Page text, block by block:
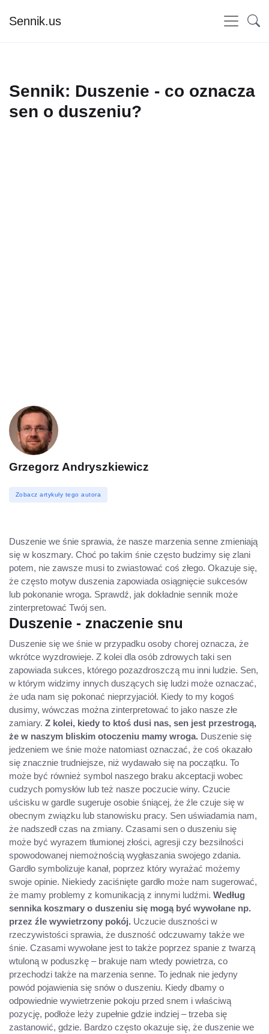
Sennik.us
Sennik: Duszenie - co oznacza
sen o duszeniu?
Grzegorz Andryszkiewicz
Zobacz artykuły tego autora
Duszenie we śnie sprawia, że nasze marzenia senne zmieniają
się w koszmary. Choć po takim śnie często budzimy się zlani
potem, nie zawsze musi to zwiastować coś złego. Okazuje się,
że często motyw duszenia zapowiada osiągnięcie sukcesów
lub pokonanie wroga. Sprawdź, jak dokładnie sennik może
zinterpretować Twój sen.
Duszenie - znaczenie snu
Duszenie się we śnie w przypadku osoby chorej oznacza, że
wkrótce wyzdrowieje. Z kolei dla osób zdrowych taki sen
zapowiada sukces, którego pozazdroszczą mu inni ludzie. Sen,
w którym widzimy innych duszących się ludzi może oznaczać,
że uda nam się pokonać nieprzyjaciół. Kiedy to my kogoś
dusimy, wówczas można zinterpretować to jako nasze złe
zamiary. Z kolei, kiedy to ktoś dusi nas, sen jest przestrogą,
że w naszym bliskim otoczeniu mamy wroga. Duszenie się
jedzeniem we śnie może natomiast oznaczać, że coś okazało
się znacznie trudniejsze, niż wydawało się na początku. To
może być również symbol naszego braku akceptacji wobec
cudzych pomysłów lub też nasze poczucie winy. Czucie
uścisku w gardle sugeruje osobie śniącej, że źle czuje się w
obecnym związku lub stanowisku pracy. Sen uświadamia nam,
że nadszedł czas na zmiany. Czasami sen o duszeniu się
może być wyrazem tłumionej złości, agresji czy bezsilności
spowodowanej niemożnością wygłaszania swojego zdania.
Gardło symbolizuje kanał, poprzez który wyrażać możemy
swoje opinie. Niekiedy zaciśnięte gardło może nam sugerować,
że mamy problemy z komunikacją z innymi ludźmi. Według
sennika koszmary o duszeniu się mogą być wywołane np.
przez źle wywietrzony pokój. Uczucie duszności w
rzeczywistości sprawia, że duszność odczuwamy także we
śnie. Czasami wywołane jest to także poprzez spanie z twarzą
wtuloną w poduszkę – brakuje nam wtedy powietrza, co
przechodzi także na marzenia senne. To jednak nie jedyny
powód pojawienia się snów o duszeniu. Kiedy dbamy o
odpowiednie wywietrzenie pokoju przed snem i właściwą
pozycję, podłoże leży zupełnie gdzie indziej – trzeba się
zastanowić, gdzie. Bardzo często okazuje się, że duszenie we